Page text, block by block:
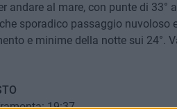
andare al mare, con punte di 33°
sporadico passaggio nuvoloso
e minime della notte sui 24°.
19:37